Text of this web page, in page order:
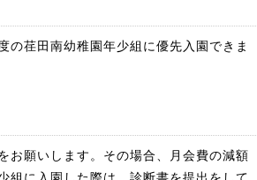
の荏田南幼稚園年少組に優先入園できま
お願いします。その場合、月会費の減額